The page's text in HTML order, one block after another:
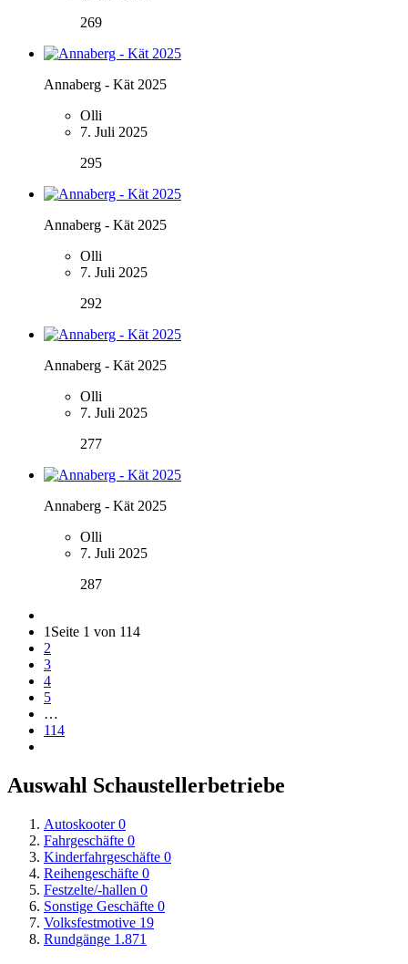
269
Annaberg - Kät 2025
Olli
7. Juli 2025
295
Annaberg - Kät 2025
Olli
7. Juli 2025
292
Annaberg - Kät 2025
Olli
7. Juli 2025
277
Annaberg - Kät 2025
Olli
7. Juli 2025
287
1 Seite 1 von 114
2
3
4
5
…
114
Auswahl Schaustellerbetriebe
Autoskooter 0
Fahrgeschäfte 0
Kinderfahrgeschäfte 0
Reihengeschäfte 0
Festzelte/-hallen 0
Sonstige Geschäfte 0
Volksfestmotive 19
Rundgänge 1.871